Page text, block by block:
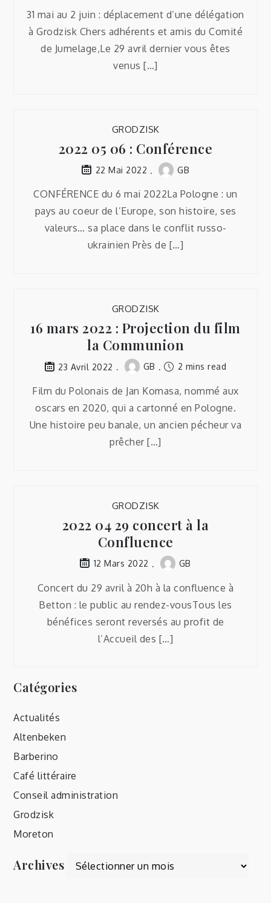
31 mai au 2 juin : déplacement d’une délégation
à Grodzisk Chers adhérents et amis du Comité
de Jumelage,Le 29 avril dernier vous êtes
venus […]
GRODZISK
2022 05 06 : Conférence
22 Mai 2022 GB
CONFÉRENCE du 6 mai 2022La Pologne : un
pays au coeur de l’Europe, son histoire, ses
valeurs… sa place dans le conflit russo-
ukrainien Près de […]
GRODZISK
16 mars 2022 : Projection du film
la Communion
23 Avril 2022 GB 2 mins read
Film du Polonais de Jan Komasa, nommé aux
oscars en 2020, qui a cartonné en Pologne.
Une histoire peu banale, un ancien pécheur va
prêcher […]
GRODZISK
2022 04 29 concert à la
Confluence
12 Mars 2022 GB
Concert du 29 avril à 20h à la confluence à
Betton : le public au rendez-vousTous les
bénéfices seront reversés au profit de
l’Accueil des […]
Catégories
Actualités
Altenbeken
Barberino
Café littéraire
Conseil administration
Grodzisk
Moreton
Archives Archives